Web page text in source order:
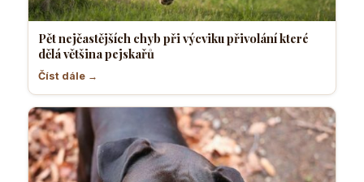
Pět nejčastějších chyb při výcviku přivolání které
dělá většina pejskařů
Číst dále →